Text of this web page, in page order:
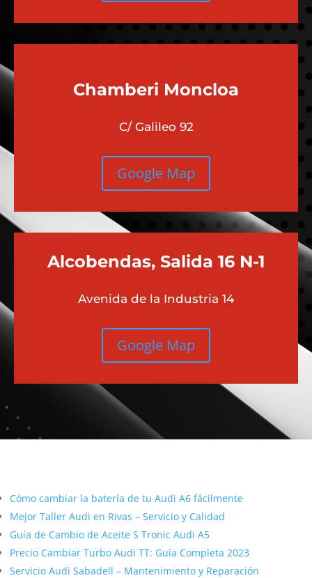
Chamberi Moncloa
C/ Galileo 92
Google Map
Alcobendas, Salida 16 N-1
Avenida de la Industria 14
Google Map
Cómo cambiar la batería de tu Audi A6 fácilmente
Mejor Taller Audi en Rivas – Servicio y Calidad
Guía de Cambio de Aceite S Tronic Audi A5
Precio Cambiar Turbo Audi TT: Guía Completa 2023
Servicio Audi Sabadell – Mantenimiento y Reparación